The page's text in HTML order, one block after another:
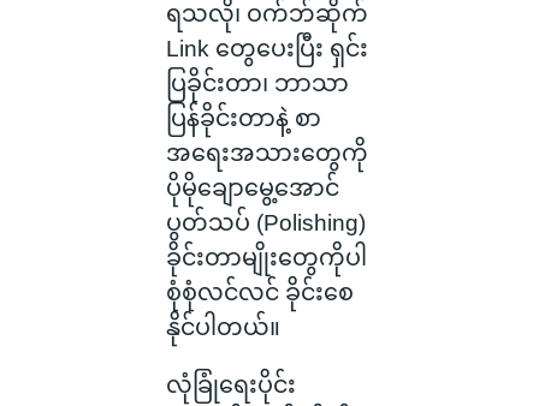
ရသလို၊ ဝက်ဘ်ဆိုက်
Link တွေပေးပြီး ရှင်း
ပြခိုင်းတာ၊ ဘာသာ
ပြန်ခိုင်းတာနဲ့ စာ
အရေးအသားတွေကို
ပိုမိုချောမွေ့အောင်
ပွတ်သပ် (Polishing)
ခိုင်းတာမျိုးတွေကိုပါ
စုံစုံလင်လင် ခိုင်းစေ
နိုင်ပါတယ်။
လုံခြုံရေးပိုင်း